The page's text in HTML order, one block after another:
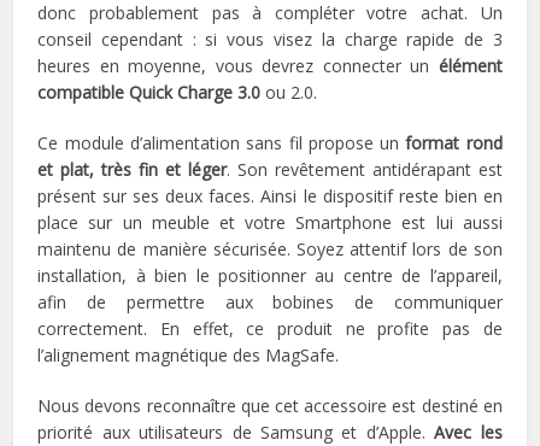
donc probablement pas à compléter votre achat. Un
conseil cependant : si vous visez la charge rapide de 3
heures en moyenne, vous devrez connecter un élément
compatible Quick Charge 3.0 ou 2.0.
Ce module d’alimentation sans fil propose unformat rond
et plat, très fin et léger. Son revêtement antidérapant est
présent sur ses deux faces. Ainsi le dispositif reste bien en
place sur un meuble et votre Smartphone est lui aussi
maintenu de manière sécurisée. Soyez attentif lors de son
installation, à bien le positionner au centre de l’appareil,
afin de permettre aux bobines de communiquer
correctement. En effet, ce produit ne profite pas de
l’alignement magnétique des MagSafe.
Nous devons reconnaître que cet accessoire est destiné en
priorité aux utilisateurs de Samsung et d’Apple.Avec les